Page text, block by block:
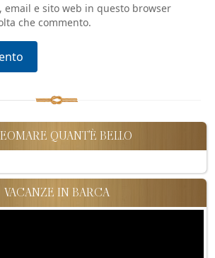
email e sito web in questo browser
che commento.
QUANT'È BELLO
VACANZE IN BARCA